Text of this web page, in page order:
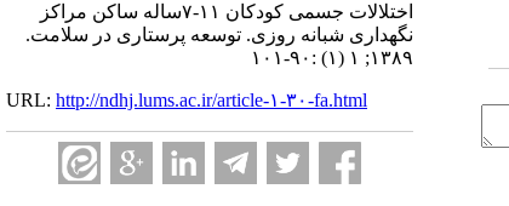
اختلالات جسمی کودکان ۱۱-۷ساله ساکن مراکز
نگهداری شبانه روزی. توسعه پرستاری در سلامت.
۱۳۸۹; ۱ (۱) :۹۰-۱۰۱
URL: http://ndhj.lums.ac.ir/article-۱-۳۰-fa.html